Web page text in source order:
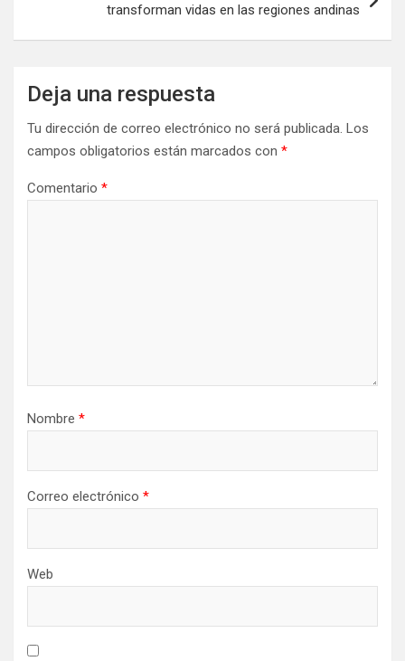
transforman vidas en las regiones andinas
Deja una respuesta
Tu dirección de correo electrónico no será publicada. Los
campos obligatorios están marcados con *
Comentario *
Nombre *
Correo electrónico *
Web